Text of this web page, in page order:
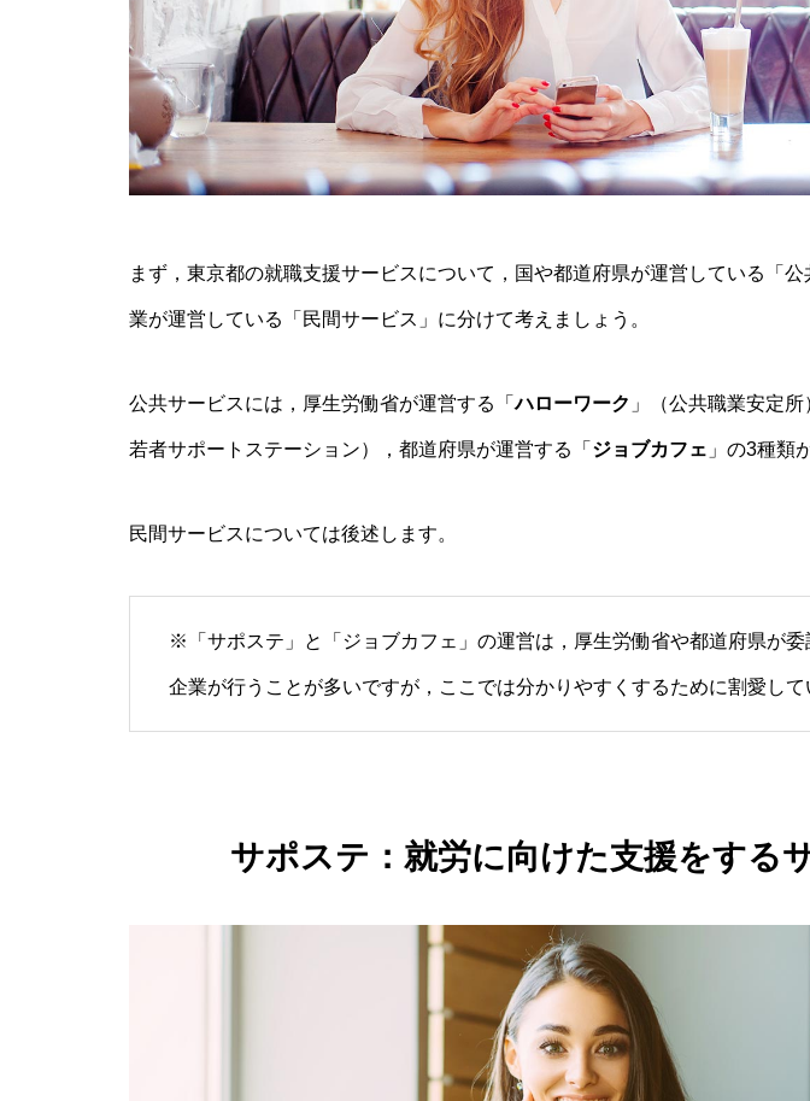
まず，東京都の就職支援サービスについて，国や都道府県が運営している「
業が運営している「民間サービス」に分けて考えましょう。
公共サービスには，厚生労働省が運営する「ハローワーク 」（公共職業安定所
若者サポートステーション），都道府県が運営する「 ジョブカフェ 」の3種類
民間サービスについては後述します。
※「サポステ」と「ジョブカフェ」の運営は，厚生労働省や都道府県が
企業が行うことが多いですが，ここでは分かりやすくするために割愛して
サポステ：就労に向けた支援をする